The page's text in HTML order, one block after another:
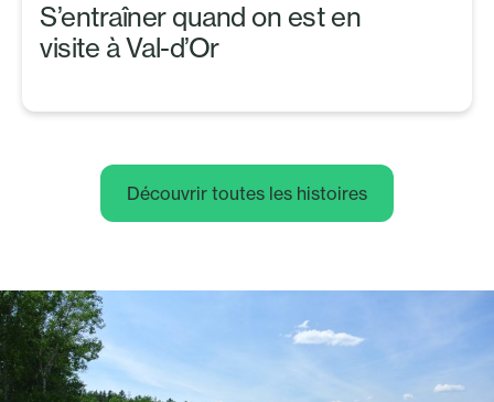
S’entraîner quand on est en
visite à Val-d’Or
Découvrir toutes les histoires